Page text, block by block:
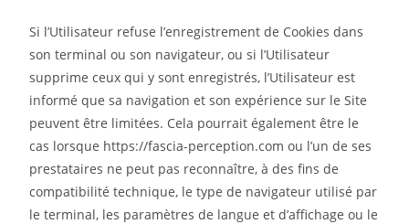
Si l’Utilisateur refuse l’enregistrement de Cookies dans
son terminal ou son navigateur, ou si l’Utilisateur
supprime ceux qui y sont enregistrés, l’Utilisateur est
informé que sa navigation et son expérience sur le Site
peuvent être limitées. Cela pourrait également être le
cas lorsque https://fascia-perception.com ou l’un de ses
prestataires ne peut pas reconnaître, à des fins de
compatibilité technique, le type de navigateur utilisé par
le terminal, les paramètres de langue et d’affichage ou le